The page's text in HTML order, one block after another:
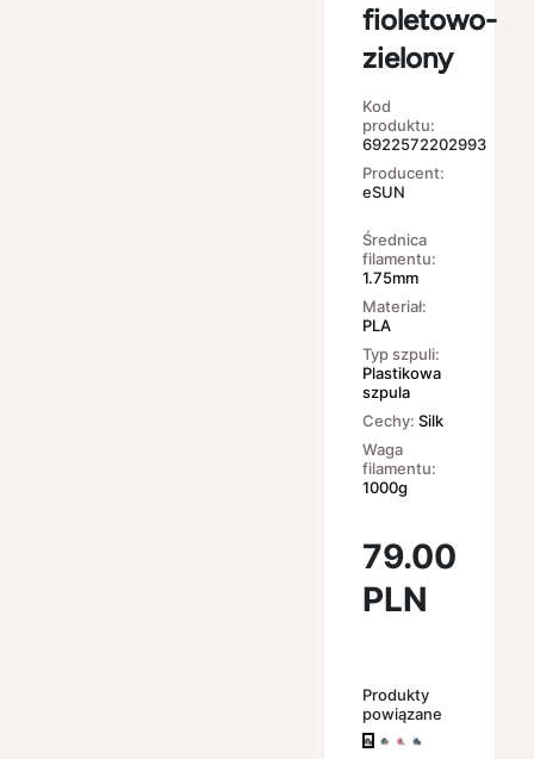
fioletowo-
zielony
Kod
produktu:
6922572202993
Producent:
eSUN
Średnica
filamentu:
1.75mm
Materiał:
PLA
Typ szpuli:
Plastikowa
szpula
Cechy:Silk
Waga
filamentu:
1000g
79.00
PLN
Produkty
powiązane